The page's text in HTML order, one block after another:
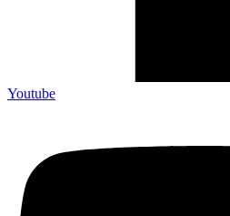
Youtube